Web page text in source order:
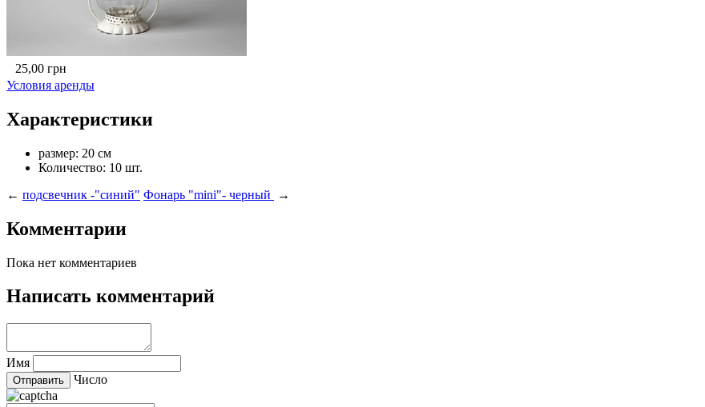
25,00 грн
Условия аренды
Характеристики
размер: 20 см
Количество: 10 шт.
← подсвечник -"синий" Фонарь "mini"- черный →
Комментарии
Пока нет комментариев
Написать комментарий
Имя
Число